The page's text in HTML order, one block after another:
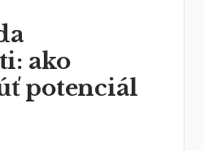
ako
potenciál